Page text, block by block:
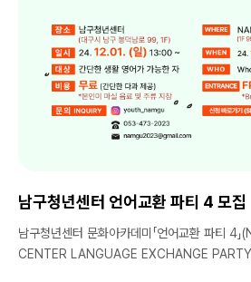
남구청년센터 언어교환 파티 4 모집
남구청년센터 문화아카데미「언어교환 파티 4
CENTER LANGUAGE EXCHANGE PARTY 4)에